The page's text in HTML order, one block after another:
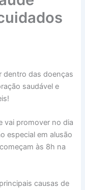
dentro das doenças
saudável e
vai promover no dia
especial em alusão
às 8h na
causas de